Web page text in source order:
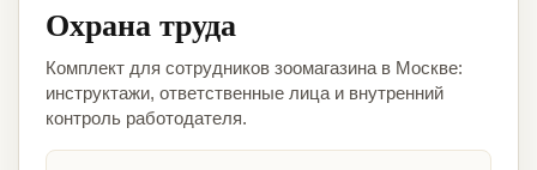
Охрана труда
Комплект для сотрудников зоомагазина в Москве:
инструктажи, ответственные лица и внутренний
контроль работодателя.